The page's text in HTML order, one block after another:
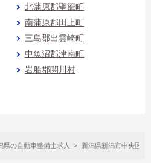
北蒲原郡聖籠町
南蒲原郡田上町
三島郡出雲崎町
中魚沼郡津南町
岩船郡関川村
県の自動車整備士求人 新潟県新潟市中央区の